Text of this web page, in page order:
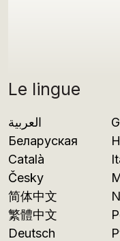
Le lingue
العربية
Беларуская
Català
Česky
简体中文
繁體中文
Deutsch